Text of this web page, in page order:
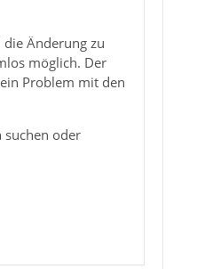
Änderung zu
möglich. Der
Problem mit den
suchen oder